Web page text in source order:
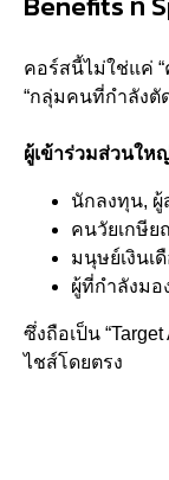
คอร์สนี้ไม่ใช่แค่ “
“กลุ่มคนที่กำลังตั
ผู้เข้าร่วมส่วนให
นักลงทุน,
คนวัยเกษีย
มนุษย์เงินเ
ผู้ที่กำลังมอ
ซึ่งถือเป็น
ไชส์โดยตรง